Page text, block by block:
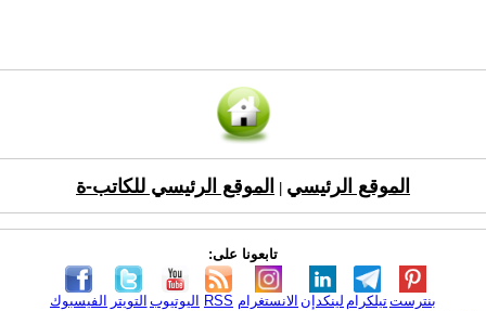
الموقع الرئيسي الموقع الرئيسي للكاتب-ة
تابعونا على:
الفيسبوك التويتر اليوتيوب RSS الانستغرام لينكدإن تيلكرامبنترست